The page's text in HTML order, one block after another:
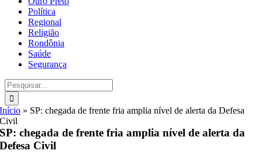
Política
Regional
Religião
Rondônia
Saúde
Segurança
Buscar
resultados
para:
Início » SP: chegada de frente fria amplia nível de alerta da Defesa
Civil
SP: chegada de frente fria amplia nível de alerta da
Defesa Civil